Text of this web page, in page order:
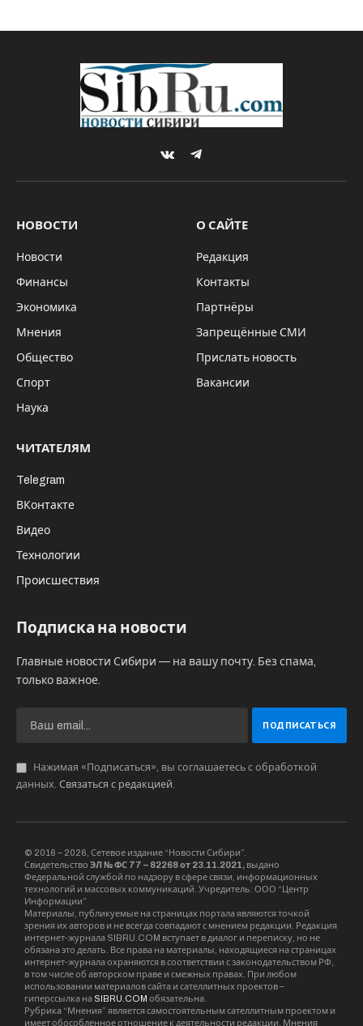
процессы по иску The Coca-
Cola Company проходят в
Москве, Новосибирске и в
Северной Осетии”
В Арбитражном суде Москвы разбирается
Федерации. Американский гигант The
Coca-Cola Company инициировал судебный
процесс, стремясь запретить
«Кока-Кола Компании» применять
наименование «КОКА-КОЛА» («COCA-
COLA») в своей корпоративной
направлений деятельности на территории
В частности, претензии касаются
минеральной), а также оптовой и розничной
торговли ими.
Параллельно с этим, арбитражный суд
Новосибирской области приступил к
рассмотрению дела по аналогичному иску The
Coca-Cola Company, поданному против
местного производителя напитков ООО «ПКВ».